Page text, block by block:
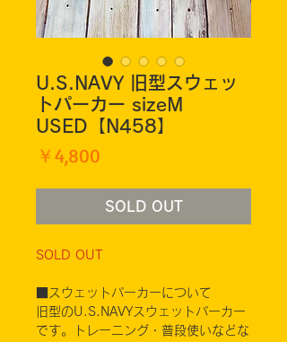
U.S.NAVY 旧型スウェッ
トパーカー sizeM
USED【N458】
￥4,800
SOLD OUT
SOLD OUT
■スウェットパーカーについて
旧型のU.S.NAVYスウェットパーカー
です。トレーニング・普段使いなどな